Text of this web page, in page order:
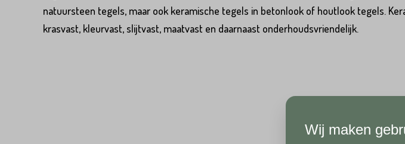
natuursteen tegels, maar ook keramische tegels in betonlook of houtlook tegels.
krasvast, kleurvast, slijtvast, maatvast en daarnaast onderhoudsvriendelijk.
Product*
Wij maken